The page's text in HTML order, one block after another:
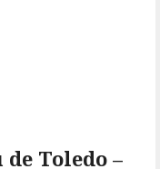
Toledo –